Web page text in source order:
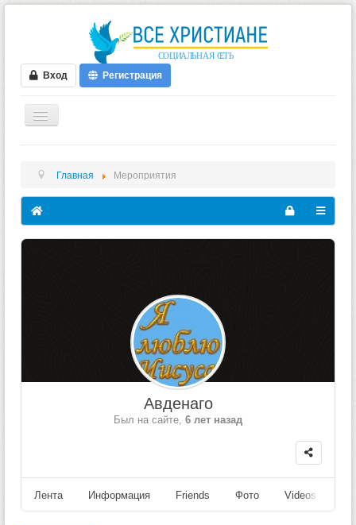
Вход Регистрация
ФОРУМ
ВИДЕО
БЛОГИ
Главная Мероприятия
Авденаго
Был на сайте, 6 лет назад
Лента Информация Friends Фото Videos